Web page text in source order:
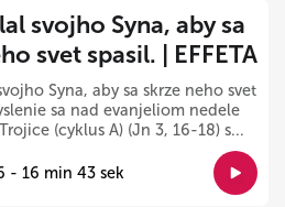
svojho Syna, aby sa
svet spasil. | EFFETA
Syna, aby sa skrze neho svet
sa nad evanjeliom nedele
(cyklus A) (Jn 3, 16-18) s...
- 16 min 43 sek